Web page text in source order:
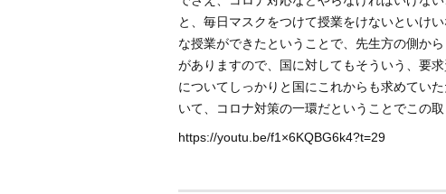
と、毎日マスクをつけて授業をけないといけ
な授業ができたということで、先生方の側か
がありますので、国に対してもそういう、要
についてしっかりと国にこれからも求めてい
いて、コロナ対策の一環だということでこの
https://youtu.be/f1×6KQBG6k4?t=29